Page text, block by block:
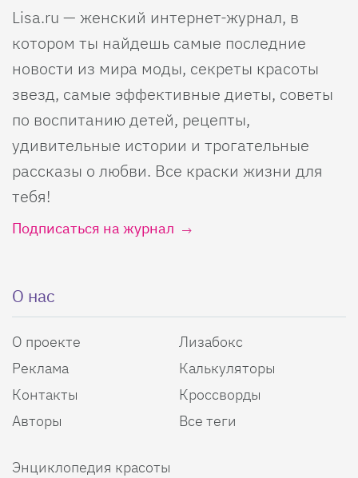
Lisa.ru — женский интернет-журнал, в
котором ты найдешь самые последние
новости из мира моды, секреты красоты
звезд, самые эффективные диеты, советы
по воспитанию детей, рецепты,
удивительные истории и трогательные
рассказы о любви. Все краски жизни для
тебя!
Подписаться на журнал
О нас
О проекте
Реклама
Контакты
Авторы
Лизабокс
Калькуляторы
Кроссворды
Все теги
Энциклопедия красоты